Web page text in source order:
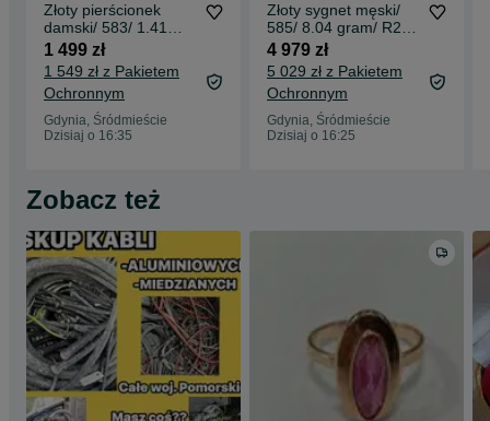
Złoty pierścionek
damski/ 583/ 1.41
gram/ R21/ ZSRR od
1958/ METKA
1 499 zł
1 549 zł z Pakietem
Ochronnym
Gdynia, Śródmieście
Dzisiaj o 16:35
Złoty sygnet męski/
585/ 8.04 gram/ R23/
Polska 1963-86/
Kraków
4 979 zł
5 029 zł z Pakietem
Ochronnym
Gdynia, Śródmieście
Dzisiaj o 16:25
Zobacz też